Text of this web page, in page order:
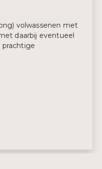
volwassenen met
daarbij eventueel